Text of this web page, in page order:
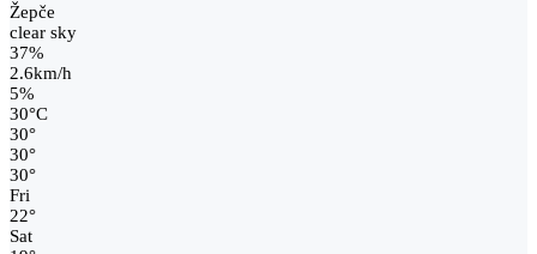
Žepče
clear sky
37%
2.6km/h
5%
30°C
30°
30°
30°
Fri
22°
Sat